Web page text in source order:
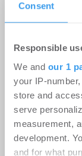
Consent
Responsible
We and our 1
your IP-
store and
serve
measurement,
development.
and for what
in
registriert,
kostenlosen